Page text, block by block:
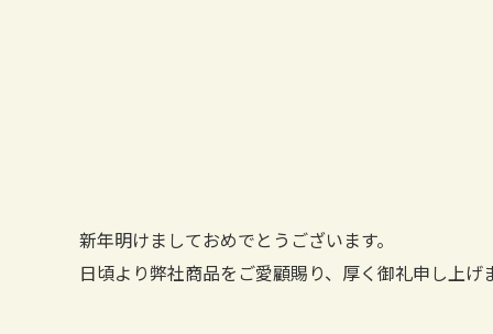
新年明けましておめでとうございます。
日頃より弊社商品をご愛顧賜り、厚く御礼申し上げ